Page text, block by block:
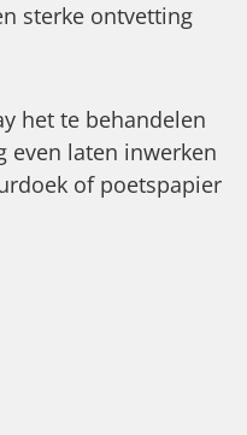
sterke ontvetting
het te behandelen
even laten inwerken
of poetspapier